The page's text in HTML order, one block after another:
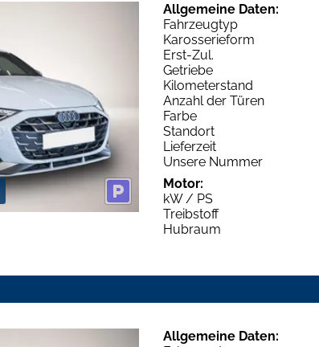
Allgemeine Daten:
Fahrzeugtyp
Karosserieform
Erst-Zul.
Getriebe
Kilometerstand
Anzahl der Türen
Farbe
Standort
Lieferzeit
Unsere Nummer
Motor:
kW / PS
Treibstoff
Hubraum
Allgemeine Daten: